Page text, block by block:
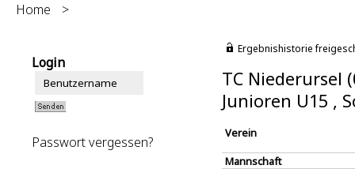
Home >
Login
Passwort vergessen?
Ergebnishistorie
TC Niederursel
Junioren U15 ,
Verein
Mannschaft